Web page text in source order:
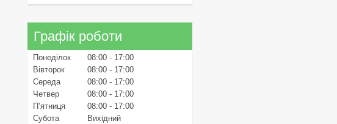
Графік роботи
Понеділок 08:00
17:00
Вівторок
08:00
17:00
Середа
08:00
17:00
Четвер
08:00
17:00
Пʼятниця
08:00
17:00
Субота
Вихідний